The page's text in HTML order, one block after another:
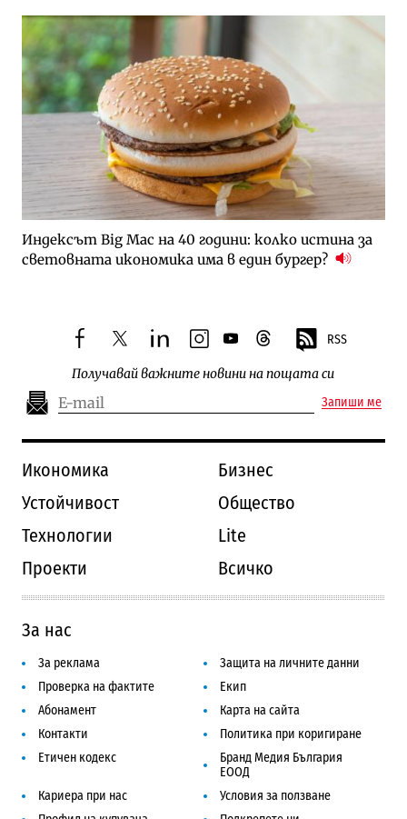
Индексът Big Mac на 40 години: колко истина за
световната икономика има в един бургер?
facebooktwitterlinkedininstagram
youtubethreads RSS
Получавай важните новини на пощата си
Запиши ме
Икономика
Бизнес
Устойчивост
Общество
Технологии
Lite
Проекти
Всичко
За нас
За реклама
Защита на личните данни
Проверка на фактите
Екип
Абонамент
Карта на сайта
Контакти
Политика при коригиране
Етичен кодекс
Бранд Медия България
ЕООД
Кариера при нас
Условия за ползване